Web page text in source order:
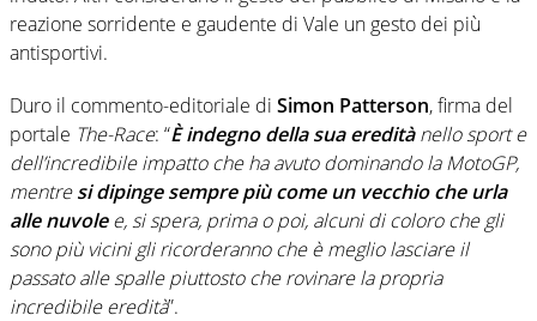
reazione sorridente e gaudente di Vale un gesto dei più
antisportivi.
Duro il commento-editoriale di Simon Patterson, firma del
portale The-Race: “È indegno della sua ereditànello sport e
dell’incredibile impatto che ha avuto dominando la MotoGP,
mentresi dipinge sempre più come un vecchio che urla
alle nuvolee, si spera, prima o poi, alcuni di coloro che gli
sono più vicini gli ricorderanno che è meglio lasciare il
passato alle spalle piuttosto che rovinare la propria
incredibile eredità”.